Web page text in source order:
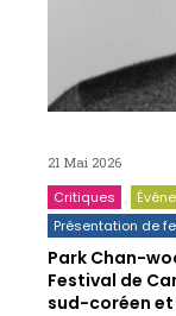
21 Mai 2026
Critiques
Présentation de
Park Chan-
Festival de
sud-coréen et